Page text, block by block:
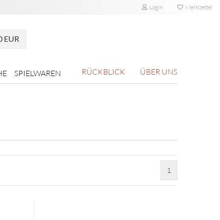
Login Merkzettel
EUR
SPIELWAREN RÜCKBLICK ÜBER UNS
1